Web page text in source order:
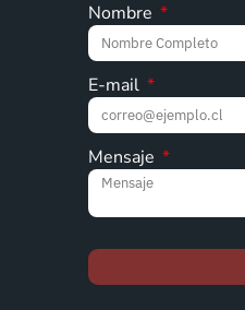
Nombre
E-mail
Mensaje